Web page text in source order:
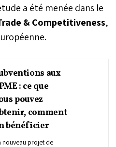
a été menée dans le
& Competitiveness,
aux
: ce que
pouvez
comment
bénéficier
nouveau projet de